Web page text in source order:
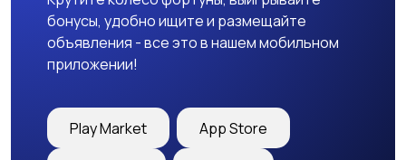
бонусы, удобно ищите и размещайте
объявления - все это в нашем мобильном
приложении!
Play Market App Store